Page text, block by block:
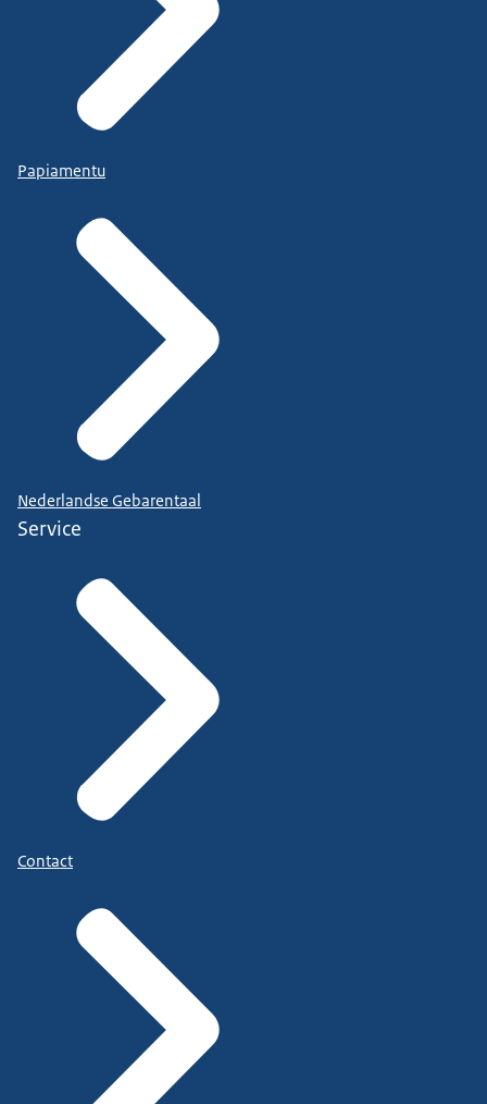
Papiamentu
Nederlandse Gebarentaal
Service
Contact